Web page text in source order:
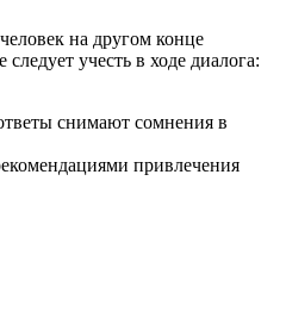
на другом конце
учесть в ходе диалога:
снимают сомнения в
привлечения